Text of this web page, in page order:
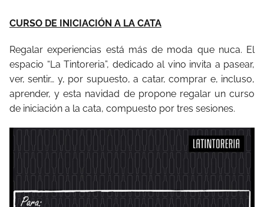
CURSO DE INICIACIÓN A LA CATA
Regalar experiencias está más de moda que nuca. El
espacio “La Tintoreria”, dedicado al vino invita a pasear,
ver, sentir… y, por supuesto, a catar, comprar e, incluso,
aprender, y esta navidad de propone regalar un curso
de iniciación a la cata, compuesto por tres sesiones.